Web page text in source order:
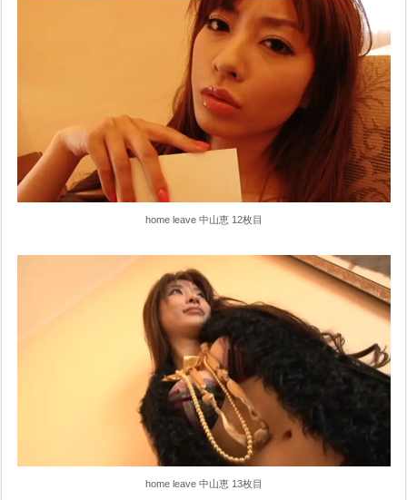
home leave 中山恵 12枚目
home leave 中山恵 13枚目